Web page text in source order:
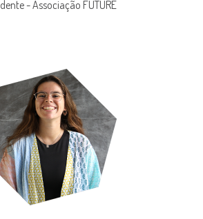
- Associação FUTURE